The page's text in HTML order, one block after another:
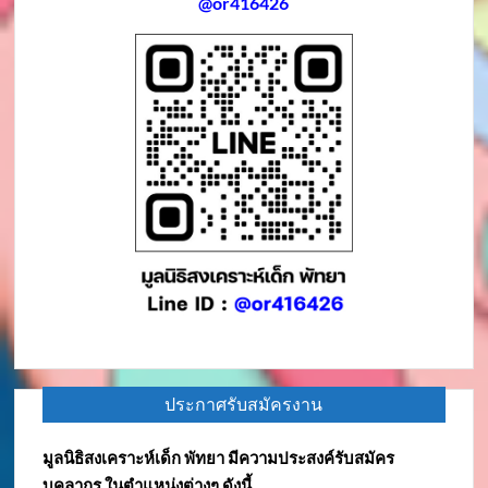
ประกาศรับสมัครงาน
มูลนิธิสงเคราะห์เด็ก พัทยา มีความประสงค์รับสมัคร